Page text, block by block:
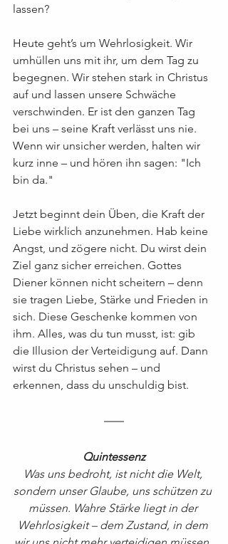
lassen?
Heute geht’s um Wehrlosigkeit. Wir
umhüllen uns mit ihr, um dem Tag zu
begegnen. Wir stehen stark in Christus
auf und lassen unsere Schwäche
verschwinden. Er ist den ganzen Tag
bei uns – seine Kraft verlässt uns nie.
Wenn wir unsicher werden, halten wir
kurz inne – und hören ihn sagen: "Ich
bin da."
Jetzt beginnt dein Üben, die Kraft der
Liebe wirklich anzunehmen. Hab keine
Angst, und zögere nicht. Du wirst dein
Ziel ganz sicher erreichen. Gottes
Diener können nicht scheitern – denn
sie tragen Liebe, Stärke und Frieden in
sich. Diese Geschenke kommen von
ihm. Alles, was du tun musst, ist: gib
die Illusion der Verteidigung auf. Dann
wirst du Christus sehen – und
erkennen, dass du unschuldig bist.
Quintessenz
Was uns bedroht, ist nicht die Welt,
sondern unser Glaube, uns schützen zu
müssen. Wahre Stärke liegt in der
Wehrlosigkeit – dem Zustand, in dem